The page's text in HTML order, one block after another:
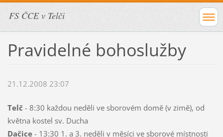
FS ČCE v Telči
Pravidelné bohoslužby
21.12.2008 23:07
Telč - 8:30 každou neděli ve sborovém domě (v zimě), od
května kostel sv. Ducha
Dačice - 13:30 1. a 3. neděli v měsíci ve sborové místnosti